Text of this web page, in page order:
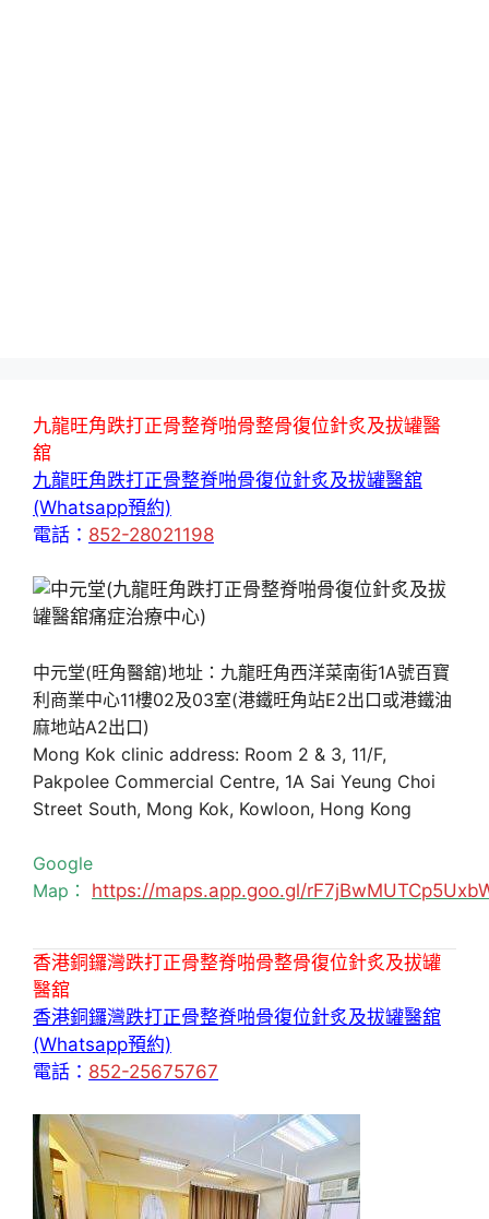
九龍旺角跌打正骨整脊啪骨整骨復位針炙及拔罐醫
舘
九龍旺角跌打正骨整脊啪骨復位針炙及拔罐醫舘
(Whatsapp預約)
電話： 852-28021198
中元堂(旺角醫舘)地址：九龍旺角西洋菜南街1A號百寶
利商業中心11樓02及03室(港鐵旺角站E2出口或港鐵油
麻地站A2出口)
Mong Kok clinic address: Room 2 & 3, 11/F,
Pakpolee Commercial Centre, 1A Sai Yeung Choi
Street South, Mong Kok, Kowloon, Hong Kong
Google
Map： https://maps.app.goo.gl/
香港銅鑼灣跌打正骨整脊啪骨整骨復位針炙及拔罐
醫舘
香港銅鑼灣跌打正骨整脊啪骨復位針炙及拔罐醫舘
(Whatsapp預約)
電話： 852-25675767